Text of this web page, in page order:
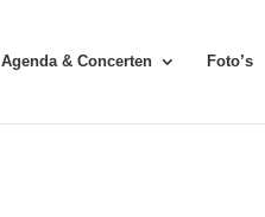
Agenda & Concerten Foto’s